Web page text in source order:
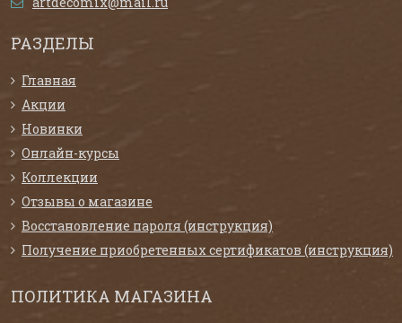
РАЗДЕЛЫ
Главная
Акции
Новинки
Онлайн-курсы
Коллекции
Отзывы о магазине
Восстановление пароля (инструкция)
Получение приобретенных сертификатов (инструкция)
ПОЛИТИКА МАГАЗИНА